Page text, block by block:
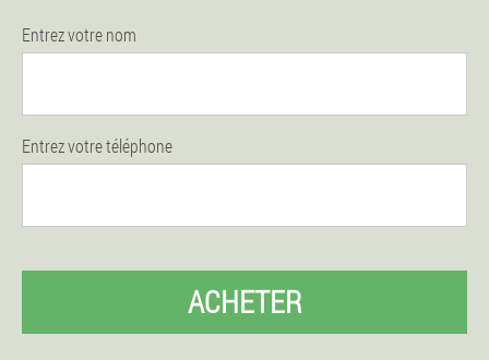
Entrez votre nom
Entrez votre téléphone
ACHETER